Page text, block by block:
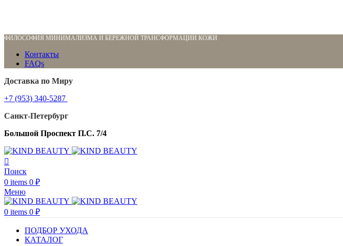
ФИЛОСОФИЯ МИНИМАЛИЗМА И БЕРЕЖНОЙ ТРАНСФОРМАЦИИ КОЖИ
Контакты
FAQs
Доставка по Миру
+7 (953) 340-5287
Санкт-Петербург
Большой Проспект П.С. 7/4
Поиск
0 items 0 ₽
Меню
0 items 0 ₽
ПОДБОР УХОДА
КАТАЛОГ